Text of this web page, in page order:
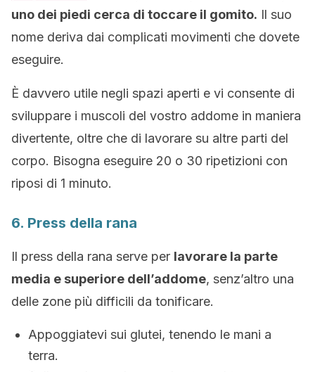
uno dei piedi cerca di toccare il gomito. Il suo
nome deriva dai complicati movimenti che dovete
eseguire.
È davvero utile negli spazi aperti e vi consente di
sviluppare i muscoli del vostro addome in maniera
divertente, oltre che di lavorare su altre parti del
corpo. Bisogna eseguire 20 o 30 ripetizioni con
riposi di 1 minuto.
6. Press della rana
Il press della rana serve per lavorare la parte
media e superiore dell’addome, senz’altro una
delle zone più difficili da tonificare.
Appoggiatevi sui glutei, tenendo le mani a
terra.